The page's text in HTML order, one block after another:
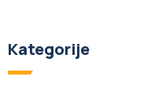
Kategorije